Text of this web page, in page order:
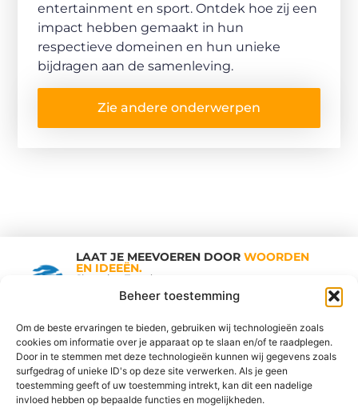
Beheer toestemming
Om de beste ervaringen te bieden, gebruiken wij technologieën zoals
cookies om informatie over je apparaat op te slaan en/of te raadplegen.
Door in te stemmen met deze technologieën kunnen wij gegevens zoals
surfgedrag of unieke ID's op deze site verwerken. Als je geen
toestemming geeft of uw toestemming intrekt, kan dit een nadelige
invloed hebben op bepaalde functies en mogelijkheden.
entertainment en sport. Ontdek hoe zij een
impact hebben gemaakt in hun
respectieve domeinen en hun unieke
bijdragen aan de samenleving.
Zie andere onderwerpen
LAAT JE MEEVOEREN DOOR WOORDEN
EN IDEEËN.
Shopping Trends
Vind Ons Hier :